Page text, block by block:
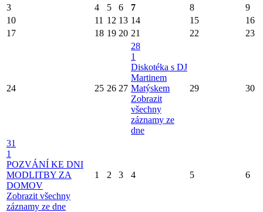
3 4 5 6 7 8
9
10
11 12 13 14 15
16
17
18 19 20 21 22 23
24 25 26 27
28
1
Diskotéka s DJ
Martinem
Matýskem
Zobrazit
všechny
záznamy ze
dne
29 30
31
1
POZVÁNÍ KE DNI
MODLITBY ZA
DOMOV
Zobrazit všechny
záznamy ze dne
1 2 3 4 5 6